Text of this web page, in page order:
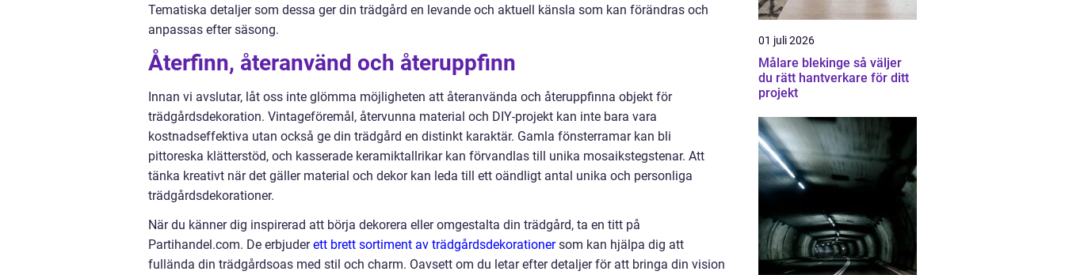
Tematiska detaljer som dessa ger din trädgård en levande och aktuell känsla som kan förändras och
anpassas efter säsong.
Återfinn, återanvänd och återuppfinn
Innan vi avslutar, låt oss inte glömma möjligheten att återanvända och återuppfinna objekt för
trädgårdsdekoration. Vintageföremål, återvunna material och DIY-projekt kan inte bara vara
kostnadseffektiva utan också ge din trädgård en distinkt karaktär. Gamla fönsterramar kan bli
pittoreska klätterstöd, och kasserade keramiktallrikar kan förvandlas till unika mosaikstegstenar. Att
tänka kreativt när det gäller material och dekor kan leda till ett oändligt antal unika och personliga
trädgårdsdekorationer.
När du känner dig inspirerad att börja dekorera eller omgestalta din trädgård, ta en titt på
Partihandel.com. De erbjuderett brett sortiment av trädgårdsdekorationersom kan hjälpa dig att
fullända din trädgårdsoas med stil och charm. Oavsett om du letar efter detaljer för att bringa din vision
01 juli 2026
Målare blekinge så väljer
du rätt hantverkare för ditt
projekt